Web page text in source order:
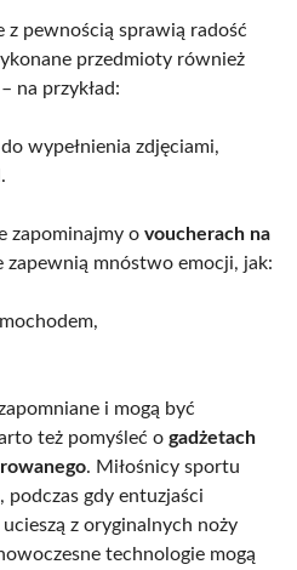
z pewnością sprawią radość
przedmioty również
na przykład:
wypełnienia zdjęciami,
zapominajmy o voucherach na
zapewnią mnóstwo emocji, jak:
i mogą być
też pomyśleć o gadżetach
. Miłośnicy sportu
podczas gdy entuzjaści
z oryginalnych noży
technologie mogą